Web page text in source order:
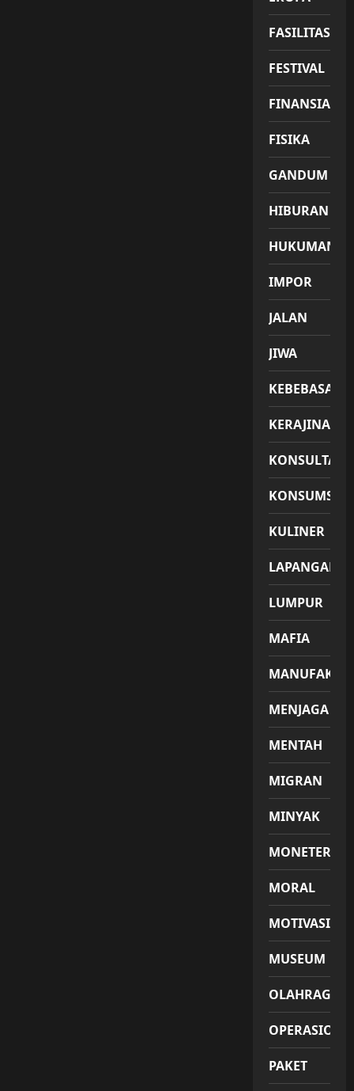
FASILITAS
FESTIVAL
FINANSIAL
FISIKA
GANDUM
HIBURAN
HUKUMAN
IMPOR
JALAN
JIWA
KEBEBASAN
KERAJINAN
KONSULTASI
KONSUMSI
KULINER
LAPANGAN
LUMPUR
MAFIA
MENJAGA
MENTAH
MIGRAN
MINYAK
MONETER
MORAL
MOTIVASI
MUSEUM
OLAHRAGA
PAKET